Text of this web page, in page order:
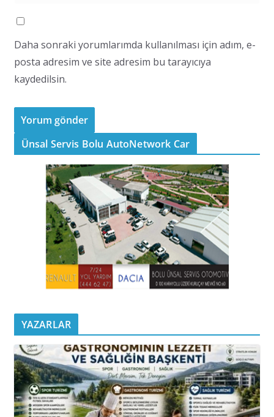
Daha sonraki yorumlarımda kullanılması için adım, e-
posta adresim ve site adresim bu tarayıcıya
kaydedilsin.
Ünsal Servis Bolu AutoNetwork Car
YAZARLAR